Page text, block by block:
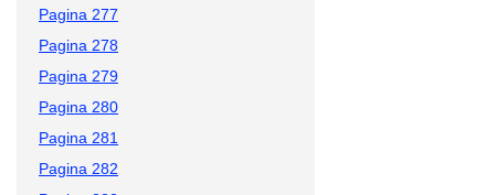
Pagina 277
Pagina 278
Pagina 279
Pagina 280
Pagina 281
Pagina 282